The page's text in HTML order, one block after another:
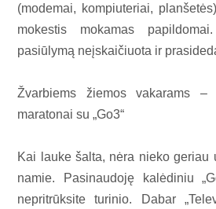
(modemai, kompiuteriai,
mokestis mokamas
pasiūlymą neįskaičiuota ir
Žvarbiems žiemos vakarams –
maratonai su „Go3“
Kai lauke šalta, nėra nieko geriau
namie. Pasinaudoję kalėdiniu
nepritrūksite turinio. Dabar